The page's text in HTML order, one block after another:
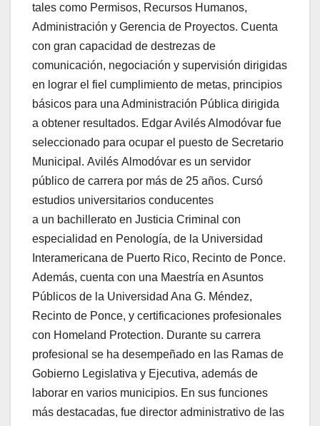
tales como Permisos, Recursos Humanos,
Administración y Gerencia de Proyectos. Cuenta
con gran capacidad de destrezas de
comunicación, negociación y supervisión dirigidas
en lograr el fiel cumplimiento de metas, principios
básicos para una Administración Pública dirigida
a obtener resultados. Edgar Avilés Almodóvar fue
seleccionado para ocupar el puesto de Secretario
Municipal. Avilés Almodóvar es un servidor
público de carrera por más de 25 años. Cursó
estudios universitarios conducentes
a un bachillerato en Justicia Criminal con
especialidad en Penología, de la Universidad
Interamericana de Puerto Rico, Recinto de Ponce.
Además, cuenta con una Maestría en Asuntos
Públicos de la Universidad Ana G. Méndez,
Recinto de Ponce, y certificaciones profesionales
con Homeland Protection. Durante su carrera
profesional se ha desempeñado en las Ramas de
Gobierno Legislativa y Ejecutiva, además de
laborar en varios municipios. En sus funciones
más destacadas, fue director administrativo de las